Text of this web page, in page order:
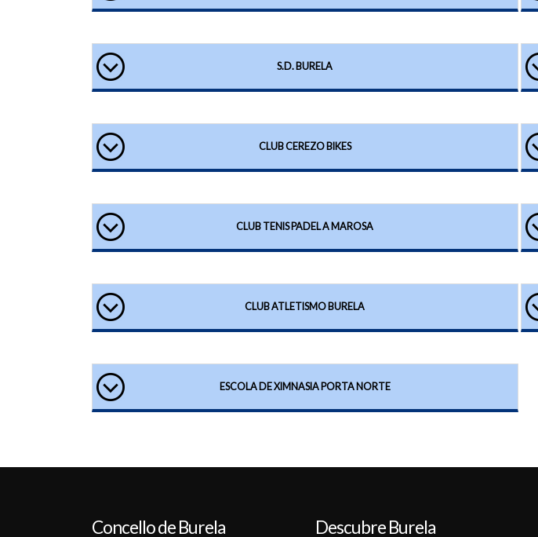
S.D. BURELA
CLUB CEREZO BIKES
CLUB TENIS PADEL A MAROSA
CLUB ATLETISMO BURELA
ESCOLA DE XIMNASIA PORTA NORTE
Concello de Burela Descubre Burela